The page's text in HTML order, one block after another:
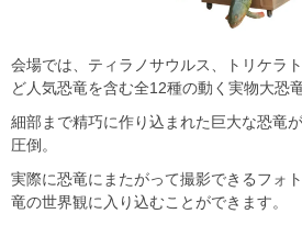
会場では、ティラノサウルス、トリケラ
ど人気恐竜を含む全12種の動く実物大恐
細部まで精巧に作り込まれた巨大な恐竜
圧倒。
実際に恐竜にまたがって撮影できるフォ
竜の世界観に入り込むことができます。